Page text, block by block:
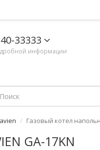
33333
информации
Газовый котел
GA-17KN